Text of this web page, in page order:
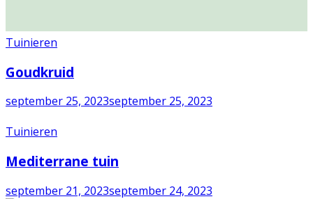
Tuinieren
Goudkruid
september 25, 2023september 25, 2023
Tuinieren
Mediterrane tuin
september 21, 2023september 24, 2023